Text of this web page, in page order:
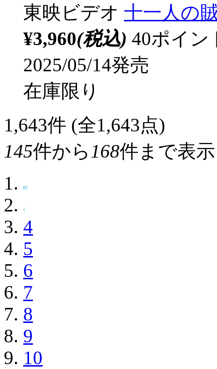
東映ビデオ 十一人の
¥3,960(税込) 40ポイ
2025/05/14発売
在庫限り
1,643件 (全1,643点)
145件から 168件まで表示
4
5
6
7
8
9
10